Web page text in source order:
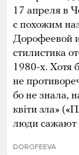
17 апреля в
с похожим
Дорофеевой
стилистика
1980-х. Хотя
не
бо не знала,
квіти зла»
люди сажают
DOROFEEVA